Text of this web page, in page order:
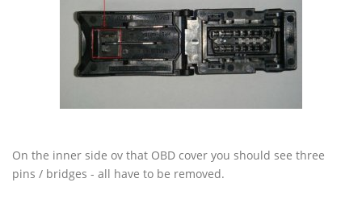
On the inner side ov that OBD cover you should see three
pins / bridges - all have to be removed.